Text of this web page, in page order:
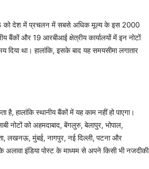
को देश में प्रचलन में सबसे अधिक मूल्य के इस 2000
और 19 आरबीआई क्षेत्रीय कार्यालयों में इन नोटों
था। हालांकि, इसके बाद यह समयसीमा लगातार
स्थानीय बैंकों में यह काम नहीं हो पाएगा।
नोटों को अहमदाबाद, बेंगलुरु, बेलापुर, भोपाल,
लखनऊ, मुंबई, नागपुर, नई दिल्ली, पटना और
इंडिया पोस्ट के माध्यम से अपने किसी भी नजदीकी